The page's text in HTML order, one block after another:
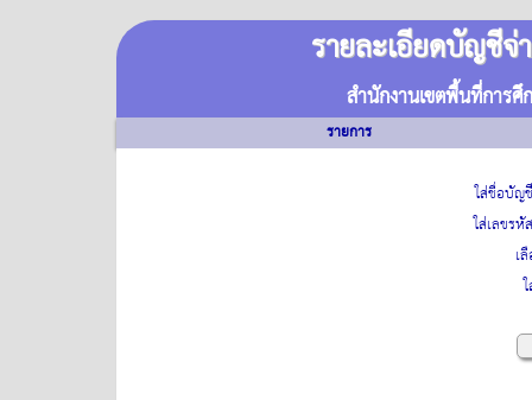
รายละเอียดบัญชีจ่
สำนักงานเขตพื้นที่การ
รายการ
ใส่ชื่อบัญ
ใส่เลขรหั
เ